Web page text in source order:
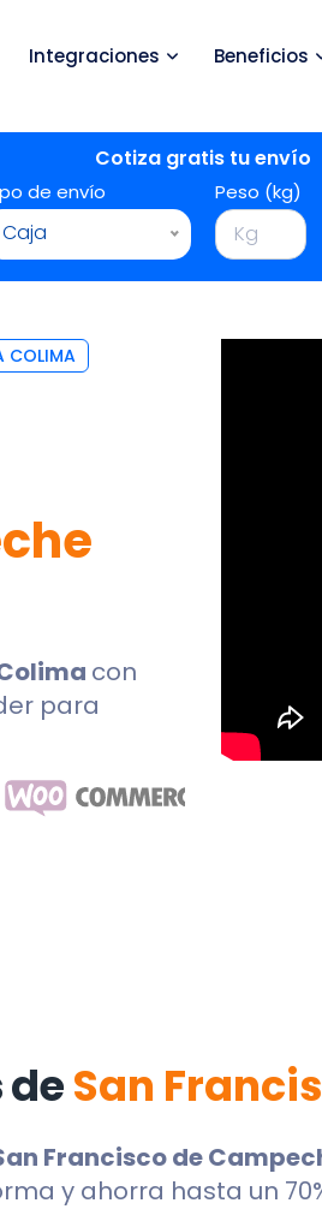
Integraciones Beneficios
Cotiza gratis tu envío
de envío
Caja
Peso (kg)
COLIMA
con
para
deSan
Francisco de
y ahorra hasta un